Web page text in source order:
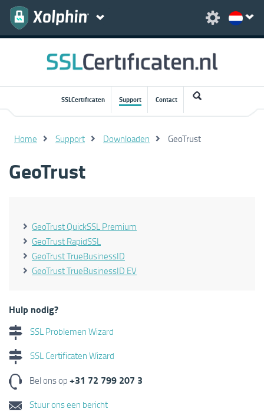
SSLCertificaten Support Contact
Home Support Downloaden GeoTrust
GeoTrust
GeoTrust QuickSSL Premium
GeoTrust RapidSSL
GeoTrust TrueBusinessID
GeoTrust TrueBusinessID EV
Hulp nodig?
SSL Problemen Wizard
SSL Certificaten Wizard
Bel ons op +31 72 799 207 3
Stuur ons een bericht